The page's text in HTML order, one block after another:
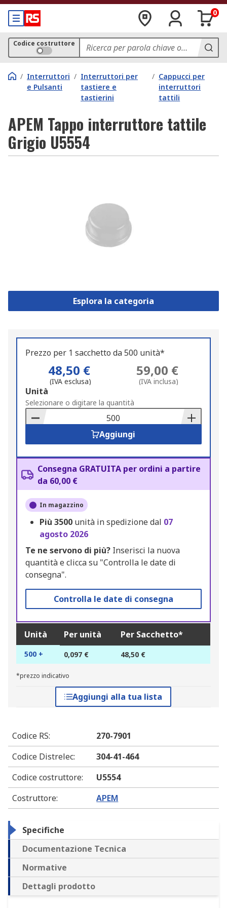
0
Codice costruttore
/ Interruttori
e Pulsanti
/ Interruttori per
tastiere e
tastierini
/ Cappucci per
interruttori
tattili
APEM Tappo interruttore tattile
Grigio U5554
Esplora la categoria
Prezzo per 1 sacchetto da 500 unità*
48,50 €
(IVA esclusa)
59,00 €
(IVA inclusa)
Add
to
Basket
Unità
Selezionare o digitare la quantità
Aggiungi
Consegna GRATUITA per ordini a partire
da 60,00 €
In magazzino
Più 3500 unità in spedizione dal 07
agosto 2026
Te ne servono di più? Inserisci la nuova
quantità e clicca su "Controlla le date di
consegna".
Controlla le date di consegna
Unità Per unità Per Sacchetto*
500 + 0,097 € 48,50 €
*prezzo indicativo
Aggiungi alla tua lista
Codice RS:
270-7901
Codice Distrelec:
304-41-464
Codice costruttore:
U5554
Costruttore: APEM
Specifiche
Documentazione Tecnica
Normative
Dettagli prodotto